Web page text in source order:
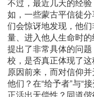
不过，最近几天的经
如，一些蒙古平信徒分
们会惊讶地发现，他
量、进入他人生命时
提出了非常具体的问
校，是否真正体现了
原因前来，而对信仰
他们？在“给予者”与“
正活出无偿性？同道